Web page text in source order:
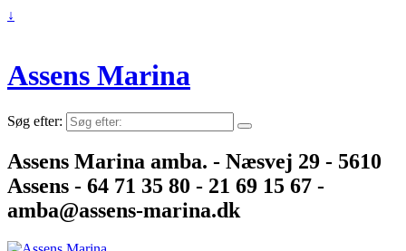
↓
Assens Marina
Søg efter:
Assens Marina amba. - Næsvej 29 - 5610
Assens - 64 71 35 80 - 21 69 15 67 -
amba@assens-marina.dk